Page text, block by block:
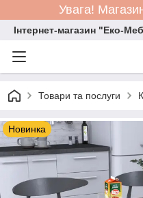
Увага!
Інтернет-магазин "Еко-
Товари та послуги
Новинка